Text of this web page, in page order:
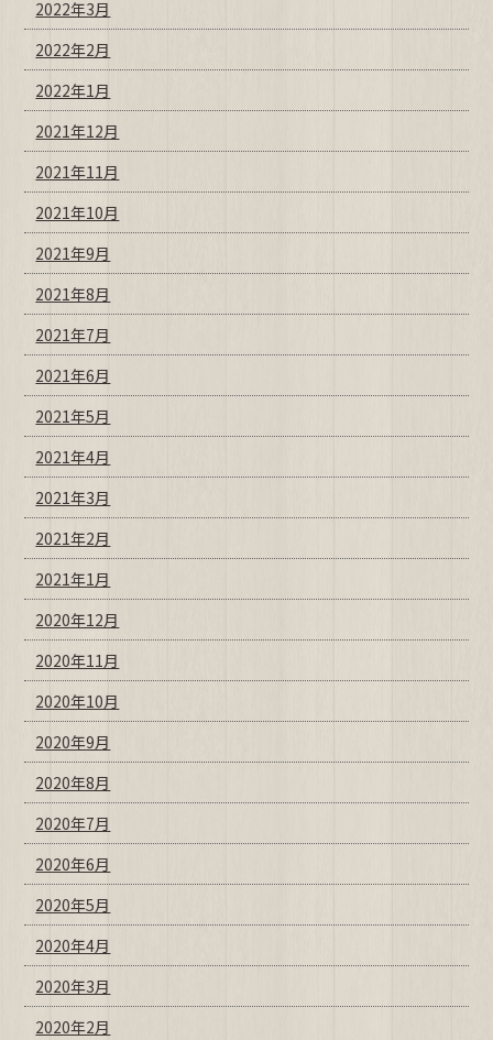
2022年3月
2022年2月
2022年1月
2021年12月
2021年11月
2021年10月
2021年9月
2021年8月
2021年7月
2021年6月
2021年5月
2021年4月
2021年3月
2021年2月
2021年1月
2020年12月
2020年11月
2020年10月
2020年9月
2020年8月
2020年7月
2020年6月
2020年5月
2020年4月
2020年3月
2020年2月